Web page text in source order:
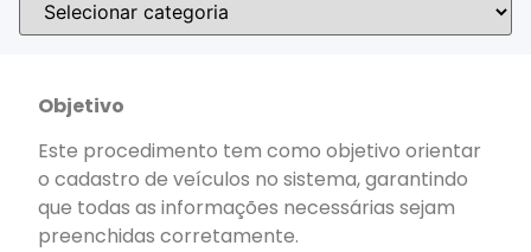
Objetivo
Este procedimento tem como objetivo orientar
o cadastro de veículos no sistema, garantindo
que todas as informações necessárias sejam
preenchidas corretamente.